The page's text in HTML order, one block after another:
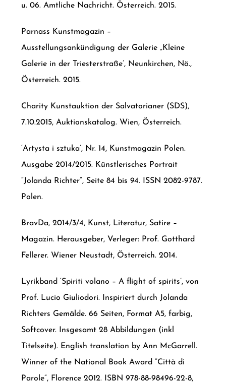
u. 06. Amtliche Nachricht. Österreich. 2015.
Parnass Kunstmagazin –
Ausstellungsankündigung der Galerie „Kleine
Galerie in der Triesterstraße’, Neunkirchen, Nö.,
Österreich. 2015.
Charity Kunstauktion der Salvatorianer (SDS),
7.10.2015, Auktionskatalog. Wien, Österreich.
‘Artysta i sztuka’, Nr. 14, Kunstmagazin Polen.
Ausgabe 2014/2015. Künstlerisches Portrait
“Jolanda Richter”, Seite 84 bis 94. ISSN 2082-9787.
Polen.
BravDa, 2014/3/4, Kunst, Literatur, Satire –
Magazin. Herausgeber, Verleger: Prof. Gotthard
Fellerer. Wiener Neustadt, Österreich. 2014.
Lyrikband ‘Spiriti volano – A flight of spirits’, von
Prof. Lucio Giuliodori. Inspiriert durch Jolanda
Richters Gemälde. 66 Seiten, Format A5, farbig,
Softcover. Insgesamt 28 Abbildungen (inkl
Titelseite). English translation by Ann McGarrell.
Winner of the National Book Award “Città di
Parole”, Florence 2012. ISBN 978-88-98496-22-8,